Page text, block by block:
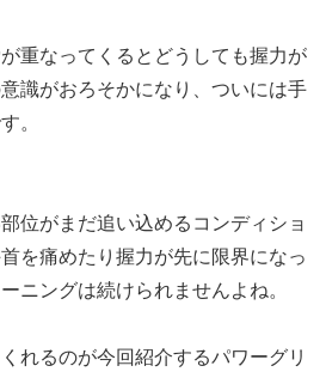
重なってくるとどうしても握力が
識がおろそかになり、ついには手
。
位がまだ追い込めるコンディショ
を痛めたり握力が先に限界になっ
ニングは続けられませんよね。
れるのが今回紹介するパワーグリ